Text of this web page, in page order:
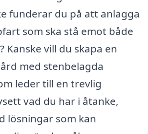
funderar du på att anlägga
som ska stå emot både
Kanske vill du skapa en
med stenbelagda
leder till en trevlig
vad du har i åtanke,
lösningar som kan